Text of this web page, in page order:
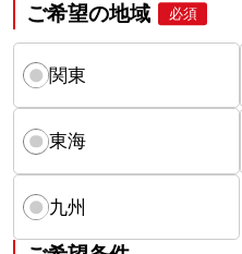
ご希望の地域 必須
関東
東海
九州